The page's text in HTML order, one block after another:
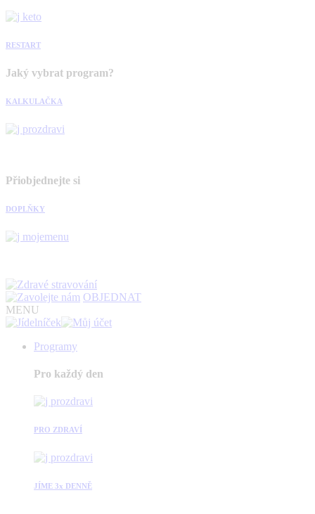
RESTART
Jaký vybrat program?
KALKULAČKA
Přiobjednejte si
DOPLŇKY
OBJEDNAT
MENU
Programy
Pro každý den
PRO ZDRAVÍ
JÍME 3x DENNĚ